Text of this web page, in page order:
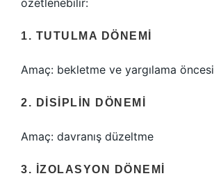
özetlenebilir:
1. TUTULMA DÖNEMI
Amaç: bekletme ve yargılama
2. DISIPLIN DÖNEMI
Amaç: davranış düzeltme
3. İZOLASYON DÖNEMI